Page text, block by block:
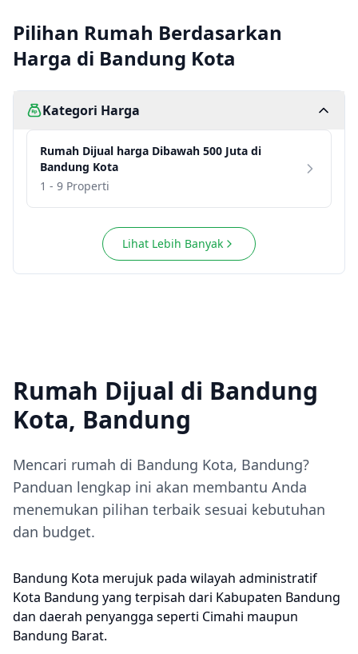
Pilihan Rumah Berdasarkan
Harga di Bandung Kota
Kategori Harga
Rumah Dijual harga Dibawah 500 Juta di
Bandung Kota
1 - 9 Properti
Lihat Lebih Banyak
Rumah Dijual di Bandung
Kota, Bandung
Mencari rumah di Bandung Kota, Bandung?
Panduan lengkap ini akan membantu Anda
menemukan pilihan terbaik sesuai kebutuhan
dan budget.
Bandung Kota merujuk pada wilayah administratif
Kota Bandung yang terpisah dari Kabupaten Bandung
dan daerah penyangga seperti Cimahi maupun
Bandung Barat.